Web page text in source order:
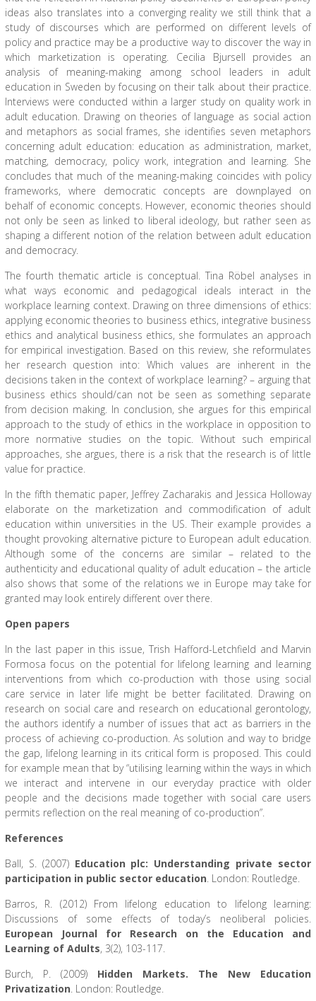
ideas also translates into a converging reality we still think that a
study of discourses which are performed on different levels of
policy and practice may be a productive way to discover the way in
which marketization is operating. Cecilia Bjursell provides an
analysis of meaning-making among school leaders in adult
education in Sweden by focusing on their talk about their practice.
Interviews were conducted within a larger study on quality work in
adult education. Drawing on theories of language as social action
and metaphors as social frames, she identifies seven metaphors
concerning adult education: education as administration, market,
matching, democracy, policy work, integration and learning. She
concludes that much of the meaning-making coincides with policy
frameworks, where democratic concepts are downplayed on
behalf of economic concepts. However, economic theories should
not only be seen as linked to liberal ideology, but rather seen as
shaping a different notion of the relation between adult education
and democracy.
The fourth thematic article is conceptual. Tina Röbel analyses in
what ways economic and pedagogical ideals interact in the
workplace learning context. Drawing on three dimensions of ethics:
applying economic theories to business ethics, integrative business
ethics and analytical business ethics, she formulates an approach
for empirical investigation. Based on this review, she reformulates
her research question into: Which values are inherent in the
decisions taken in the context of workplace learning? – arguing that
business ethics should/can not be seen as something separate
from decision making. In conclusion, she argues for this empirical
approach to the study of ethics in the workplace in opposition to
more normative studies on the topic. Without such empirical
approaches, she argues, there is a risk that the research is of little
value for practice.
In the fifth thematic paper, Jeffrey Zacharakis and Jessica Holloway
elaborate on the marketization and commodification of adult
education within universities in the US. Their example provides a
thought provoking alternative picture to European adult education.
Although some of the concerns are similar – related to the
authenticity and educational quality of adult education – the article
also shows that some of the relations we in Europe may take for
granted may look entirely different over there.
Open papers
In the last paper in this issue, Trish Hafford-Letchfield and Marvin
Formosa focus on the potential for lifelong learning and learning
interventions from which co-production with those using social
care service in later life might be better facilitated. Drawing on
research on social care and research on educational gerontology,
the authors identify a number of issues that act as barriers in the
process of achieving co-production. As solution and way to bridge
the gap, lifelong learning in its critical form is proposed. This could
for example mean that by “utilising learning within the ways in which
we interact and intervene in our everyday practice with older
people and the decisions made together with social care users
permits reflection on the real meaning of co-production”.
References
Ball, S. (2007) Education plc: Understanding private sector
participation in public sector education. London: Routledge.
Barros, R. (2012) From lifelong education to lifelong learning:
Discussions of some effects of today’s neoliberal policies.
European Journal for Research on the Education and
Learning of Adults, 3(2), 103-117.
Burch, P. (2009) Hidden Markets. The New Education
Privatization. London: Routledge.